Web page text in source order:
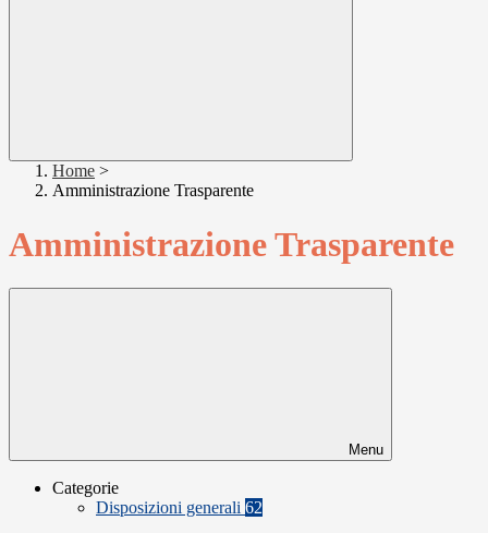
Home >
Amministrazione Trasparente
Amministrazione Trasparente
Menu
Categorie
Disposizioni generali 62